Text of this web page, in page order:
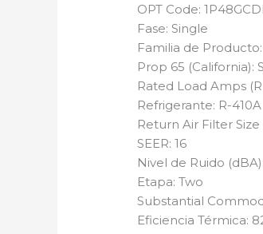
OPT Code:
Fase: Single
Familia de
Prop 65 (California):
Rated Load Amps
Refrigerante: R-410A
Return Air Filter Size
SEER: 16
Nivel de Ruido
Etapa: Two
Substantial
Eficiencia Térmica: